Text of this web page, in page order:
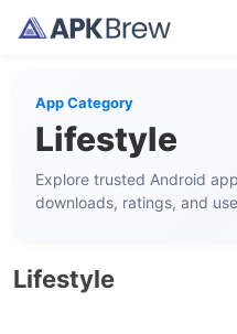
App Category
Lifestyle
Explore trusted Android
downloads, ratings, and
Lifestyle